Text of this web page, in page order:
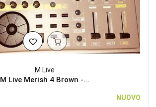
M Live
M Live Merish 4 Brown -...
NUOVO